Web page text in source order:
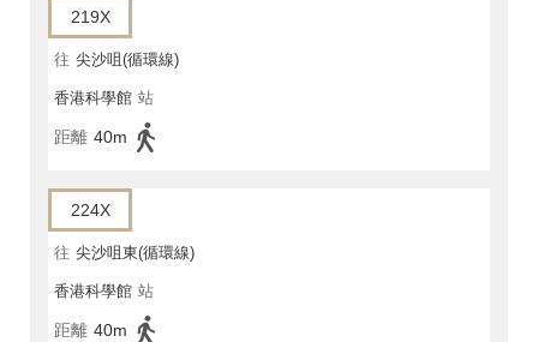
219X
往 尖沙咀(循環線)
香港科學館 站
距離 40m
224X
往 尖沙咀東(循環線)
香港科學館 站
距離 40m